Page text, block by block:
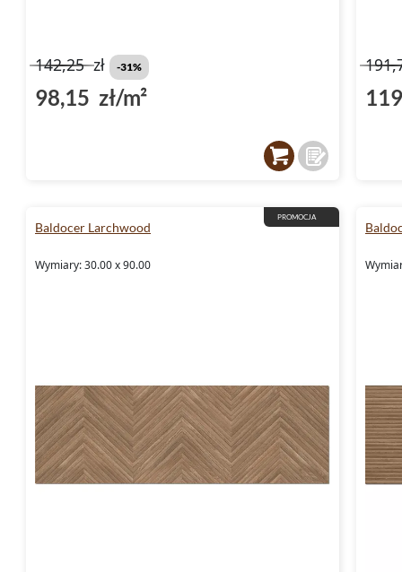
142,25zł -31%
98,15 zł/m²
PROMOCJA
Baldocer Larchwood
Wymiary: 30.00 x 90.00